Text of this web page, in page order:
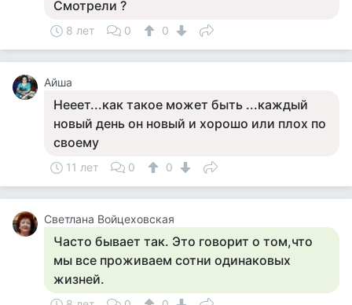
Смотрели ?
8 лет 0 0
Айша
Нееет...как такое может быть ...каждый
новый день он новый и хорошо или плох по
своему
11 лет 0 0
Светлана Войцеховская
Часто бывает так. Это говорит о том,что
мы все проживаем сотни одинаковых
жизней.